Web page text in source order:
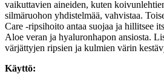
vaikuttavien aineiden, kuten
silmäruohon yhdistelmää, vahvistaa.
Care -ripsihoito antaa suojaa ja hillitsee
Aloe veran ja hyaluronhapon ansiosta.
värjättyjen ripsien ja kulmien värin
Käyttö: